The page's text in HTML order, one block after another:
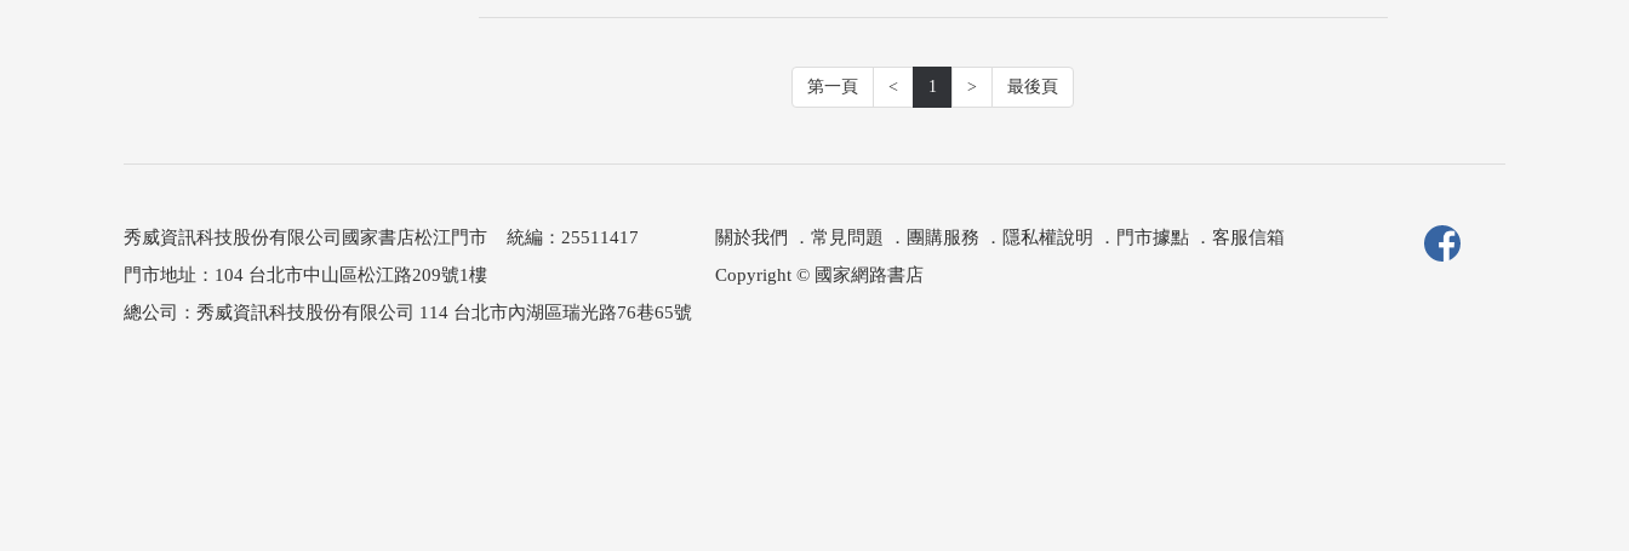
第一頁 < 1 > 最後頁
秀威資訊科技股份有限公司國家書店松江門市 統編：25511417
門市地址：104 台北市中山區松江路209號1樓
關於我們 ． 常見問題 ． 團購服務 ． 隱私權說明 ． 門市據點． 客服信箱
Copyright © 國家網路書店
總公司：秀威資訊科技股份有限公司 114 台北市內湖區瑞光路76巷65號